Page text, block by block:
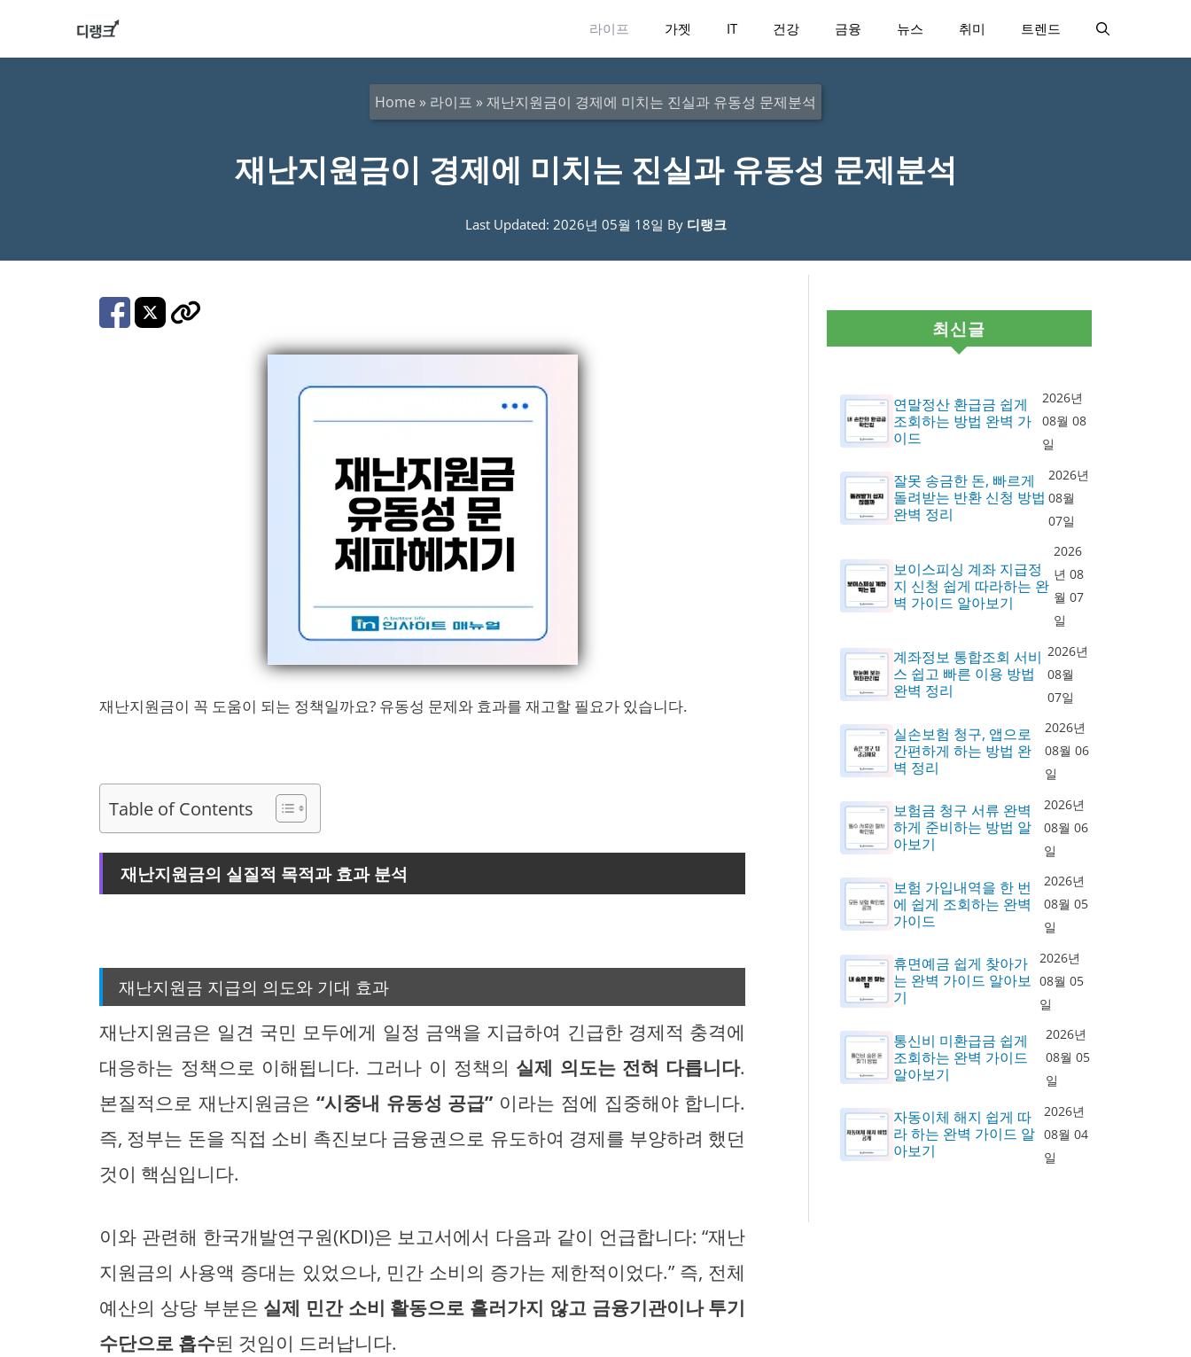
라이프 가젯 IT 건강 금융 뉴스 취미 트렌드
Home » 라이프 »재난지원금이 경제에 미치는 진실과 유동성 문제분석
재난지원금이 경제에 미치는 진실과 유동성 문제분석
Last Updated: 2026년 05월 18일 By 디랭크
재난지원금이 꼭 도움이 되는 정책일까요? 유동성 문제와 효과를 재고할 필요가 있습니다.
Table of Contents
재난지원금의 실질적 목적과 효과 분석
재난지원금 지급의 의도와 기대 효과
재난지원금은 일견 국민 모두에게 일정 금액을 지급하여 긴급한 경제적 충격에
대응하는 정책으로 이해됩니다. 그러나 이 정책의 실제 의도는 전혀 다릅니다.
본질적으로 재난지원금은 “시중내 유동성 공급” 이라는 점에 집중해야 합니다.
즉, 정부는 돈을 직접 소비 촉진보다 금융권으로 유도하여 경제를 부양하려 했던
것이 핵심입니다.
이와 관련해 한국개발연구원(KDI)은 보고서에서 다음과 같이 언급합니다: “재난
지원금의 사용액 증대는 있었으나, 민간 소비의 증가는 제한적이었다.” 즉, 전체
예산의 상당 부분은 실제 민간 소비 활동으로 흘러가지 않고 금융기관이나 투기
수단으로 흡수된 것임이 드러납니다.
최신글
연말정산 환급금 쉽게
조회하는 방법 완벽 가
이드
2026년
08월 08
일
잘못 송금한 돈, 빠르게
돌려받는 반환 신청 방법
완벽 정리
2026년
08월
07일
보이스피싱 계좌 지급정
지 신청 쉽게 따라하는 완
벽 가이드 알아보기
2026
년 08
월 07
일
계좌정보 통합조회 서비
스 쉽고 빠른 이용 방법
완벽 정리
2026년
08월
07일
실손보험 청구, 앱으로
간편하게 하는 방법 완
벽 정리
2026년
08월 06
일
보험금 청구 서류 완벽
하게 준비하는 방법 알
아보기
2026년
08월 06
일
보험 가입내역을 한 번
에 쉽게 조회하는 완벽
가이드
2026년
08월 05
일
휴면예금 쉽게 찾아가
는 완벽 가이드 알아보
기
2026년
08월 05
일
통신비 미환급금 쉽게
조회하는 완벽 가이드
알아보기
2026년
08월 05
일
자동이체 해지 쉽게 따
라 하는 완벽 가이드 알
아보기
2026년
08월 04
일